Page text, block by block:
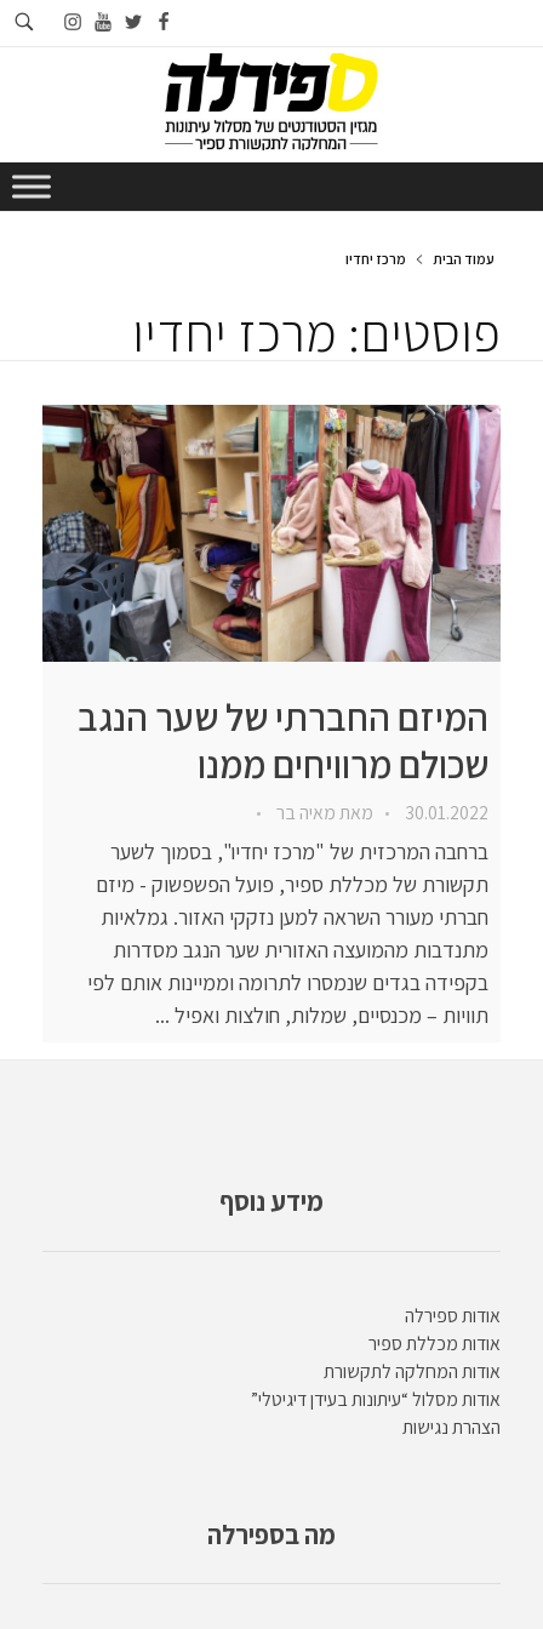
facebook
twitter
youtube
instagram
עמוד הבית מרכז יחדיו
פוסטים: מרכז יחדיו
המיזם החברתי של שער הנגב
שכולם מרוויחים ממנו
30.01.2022 מאתמאיה בר
ברחבה המרכזית של "מרכז יחדיו", בסמוך לשער
תקשורת של מכללת ספיר, פועל הפשפשוק - מיזם
חברתי מעורר השראה למען נזקקי האזור. גמלאיות
מתנדבות מהמועצה האזורית שער הנגב מסדרות
בקפידה בגדים שנמסרו לתרומה וממיינות אותם לפי
תוויות – מכנסיים, שמלות, חולצות ואפיל ...
מידע נוסף
אודות ספירלה
אודות מכללת ספיר
אודות המחלקה לתקשורת
אודות מסלול “עיתונות בעידן דיגיטלי”
הצהרת נגישות
מה בספירלה